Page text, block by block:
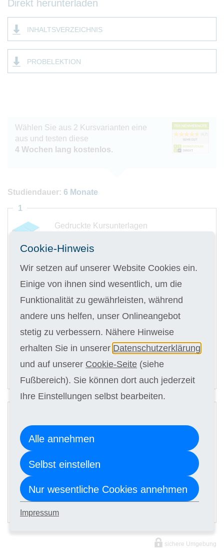
Direkt herunterladen
INHALTSVERZEICHNIS
PROBELEKTION
Wählen Sie aus 2 Kursvarianten eine
aus und testen diese
4 Wochen lang kostenlos.
Studiendauer: 6 Monate
Gedruckte Kursunterlagen
Digitale Kursunterlagen
6 x 213,00 €
ANMELDEN
1
Kursgebühr
6 x 199,00 €
ANMELDEN
2
sichere Umgebung
Cookie-Hinweis
Wir setzen auf unserer Website Cookies ein.
Einige von ihnen sind wesentlich, um die
Funktionalität zu gewährleisten, während
andere uns helfen, unser Onlineangebot
stetig zu verbessern. Nähere Hinweise
erhalten Sie in unserer Datenschutzerklärung
und auf unserer Cookie-Seite (siehe
Fußbereich). Sie können dort auch jederzeit
Ihre Einstellungen selbst bearbeiten.
Alle annehmen
Selbst einstellen
Nur wesentliche Cookies annehmen
Impressum